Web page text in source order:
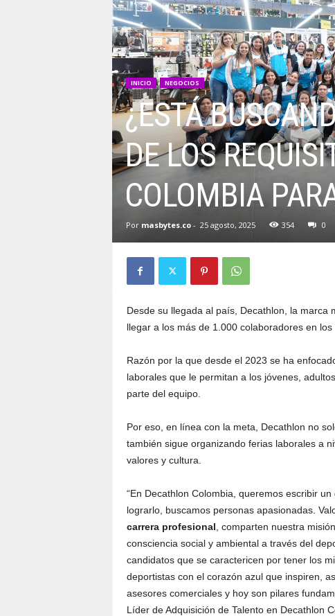
INICIO NEGOCIOS
¿ESTÁ
DE LOS
COLOMBIA
Por masbytes.co- 25 agosto, 2025 354 0
Desde su llegada al país, Decathlon, la marca
llegar a los más de 1.000 colaboradores en los
Razón por la que desde el 2023 se ha
laborales que le permitan a los jóvenes,
parte del equipo.
Por eso, en línea con la meta, Decathlon no
también sigue organizando ferias laborales a
valores y cultura.
“En Decathlon Colombia, queremos escribir
lograrlo, buscamos personas apasionadas.
carrera profesional , comparten nuestra
consciencia social y ambiental a través del
candidatos que se caractericen por tener los
deportistas con el corazón azul que inspiren,
asesores comerciales y hoy son pilares
Líder de Adquisición de Talento en Decathlon